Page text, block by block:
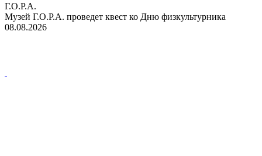
Г.О.Р.А.
Музей Г.О.Р.А. проведет квест ко Дню физкультурника
08.08.2026